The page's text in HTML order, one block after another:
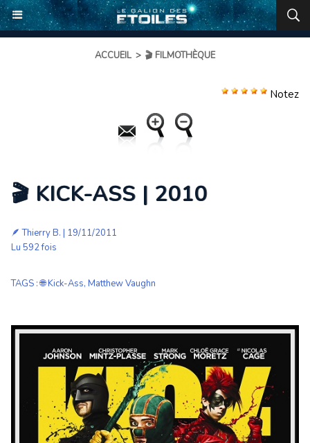
ACCUEIL > 🎬 FILMOTHÈQUE
Notez
🎬 KICK-ASS | 2010
🪶Thierry B. | 19/11/2011
Lu 592 fois
TAGS :🌐 Kick-Ass, Matthew Vaughn